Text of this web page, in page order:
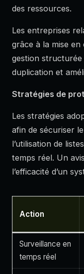
des ressources.
Les entreprises
grâce à la mise
gestion structurée
duplication et
Stratégies de
Les stratégies
afin de sécuriser
l’utilisation de
temps réel. Un
l’efficacité d’un
Action
Surveillance en
temps réel